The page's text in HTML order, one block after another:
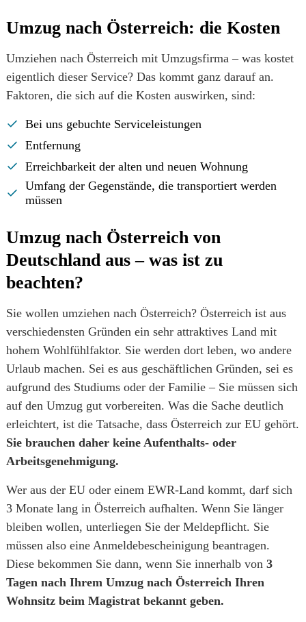
Umzug nach Österreich: die Kosten
Umziehen nach Österreich mit Umzugsfirma – was kostet
eigentlich dieser Service? Das kommt ganz darauf an.
Faktoren, die sich auf die Kosten auswirken, sind:
Bei uns gebuchte Serviceleistungen
Entfernung
Erreichbarkeit der alten und neuen Wohnung
Umfang der Gegenstände, die transportiert werden
müssen
Umzug nach Österreich von
Deutschland aus – was ist zu
beachten?
Sie wollen umziehen nach Österreich? Österreich ist aus
verschiedensten Gründen ein sehr attraktives Land mit
hohem Wohlfühlfaktor. Sie werden dort leben, wo andere
Urlaub machen. Sei es aus geschäftlichen Gründen, sei es
aufgrund des Studiums oder der Familie – Sie müssen sich
auf den Umzug gut vorbereiten. Was die Sache deutlich
erleichtert, ist die Tatsache, dass Österreich zur EU gehört.
Sie brauchen daher keine Aufenthalts- oder
Arbeitsgenehmigung.
Wer aus der EU oder einem EWR-Land kommt, darf sich
3 Monate lang in Österreich aufhalten. Wenn Sie länger
bleiben wollen, unterliegen Sie der Meldepflicht. Sie
müssen also eine Anmeldebescheinigung beantragen.
Diese bekommen Sie dann, wenn Sie innerhalb von 3
Tagen nach Ihrem Umzug nach Österreich Ihren
Wohnsitz beim Magistrat bekannt geben.